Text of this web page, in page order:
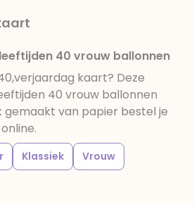
40 vrouw ballonnen
kaart? Deze
40 vrouw ballonnen
gemaakt van papier bestel je
Klassiek
Vrouw